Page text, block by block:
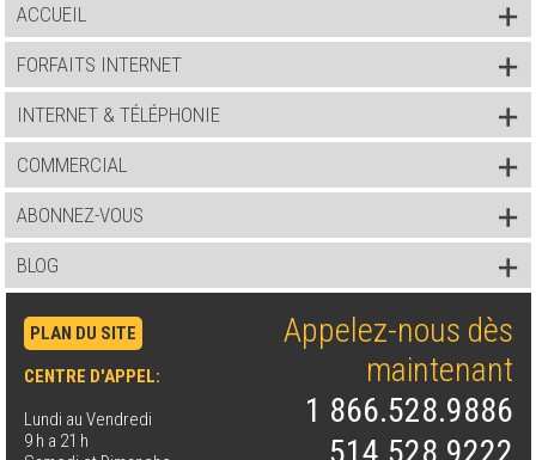
ACCUEIL
FORFAITS INTERNET
INTERNET & TÉLÉPHONIE
COMMERCIAL
ABONNEZ-VOUS
BLOG
PLAN DU SITE
CENTRE D'APPEL:
Lundi au Vendredi
9 h a 21 h
Appelez-nous dès
maintenant
1 866.528.9886